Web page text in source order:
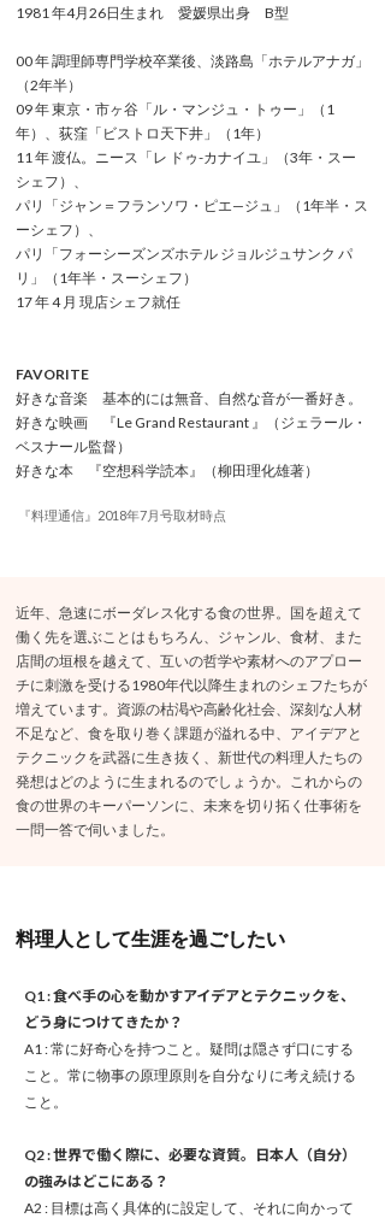
1981 年4月26日生まれ 愛媛県出身 B型
00 年 調理師専門学校卒業後、淡路島「ホテルアナガ」
（2年半）
09 年 東京・市ヶ谷「ル・マンジュ・トゥー」（1
年）、荻窪「ビストロ天下井」（1年）
11 年 渡仏。ニース「レ ドゥ-カナイユ」（3年・スー
シェフ）、
パリ「ジャン＝フランソワ・ピエ—ジュ」（1年半・ス
ーシェフ）、
パリ「フォーシーズンズホテル ジョルジュサンク パ
リ」（1年半・スーシェフ）
17 年 4 月 現店シェフ就任
FAVORITE
好きな音楽 基本的には無音、自然な音が一番好き。
好きな映画 『Le Grand Restaurant 』（ジェラール・
ベスナール監督）
好きな本 『空想科学読本』（柳田理化雄著）
『料理通信』2018年7月号取材時点
近年、急速にボーダレス化する食の世界。国を超えて
働く先を選ぶことはもちろん、ジャンル、食材、また
店間の垣根を越えて、互いの哲学や素材へのアプロー
チに刺激を受ける1980年代以降生まれのシェフたちが
増えています。資源の枯渇や高齢化社会、深刻な人材
不足など、食を取り巻く課題が溢れる中、アイデアと
テクニックを武器に生き抜く、新世代の料理人たちの
発想はどのように生まれるのでしょうか。これからの
食の世界のキーパーソンに、未来を切り拓く仕事術を
一問一答で伺いました。
料理人として生涯を過ごしたい
Q1 : 食べ手の心を動かすアイデアとテクニックを、
どう身につけてきたか？
A1 : 常に好奇心を持つこと。疑問は隠さず口にする
こと。常に物事の原理原則を自分なりに考え続ける
こと。
Q2 : 世界で働く際に、必要な資質。日本人（自分）
の強みはどこにある？
A2 : 目標は高く具体的に設定して、それに向かって